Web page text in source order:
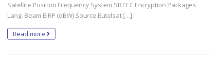
Satellite Position Frequency System SR FEC Encryption Packages
Lang. Beam EIRP (dBW) Source Eutelsat […]
Read more